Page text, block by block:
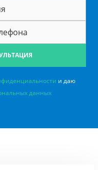
и даю
данных